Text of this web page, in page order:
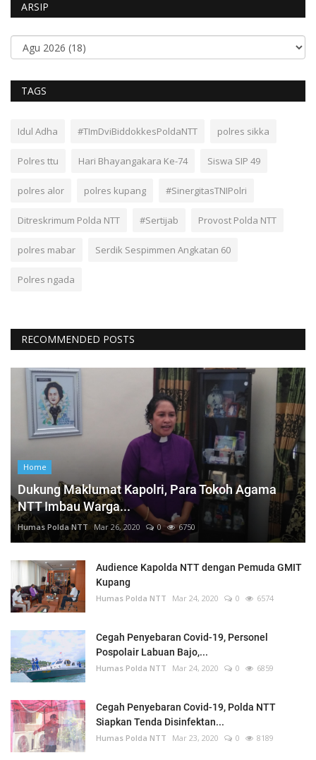
ARSIP
TAGS
Idul Adha #TImDviBiddokkesPoldaNTT polres sikka
Polres ttu Hari Bhayangakara Ke-74 Siswa SIP 49
polres alor polres kupang #SinergitasTNIPolri
Ditreskrimum Polda NTT #Sertijab Provost Polda NTT
polres mabar Serdik Sespimmen Angkatan 60
Polres ngada
RECOMMENDED POSTS
Home
Dukung Maklumat Kapolri, Para Tokoh Agama
NTT Imbau Warga...
Humas Polda NTT Mar 26, 2020 0 6750
Audience Kapolda NTT dengan Pemuda GMIT
Kupang
Humas Polda NTT Mar 24, 2020 0 6574
Cegah Penyebaran Covid-19, Personel
Pospolair Labuan Bajo,...
Humas Polda NTT Mar 24, 2020 0 6859
Cegah Penyebaran Covid-19, Polda NTT
Siapkan Tenda Disinfektan...
Humas Polda NTT Mar 23, 2020 0 8189